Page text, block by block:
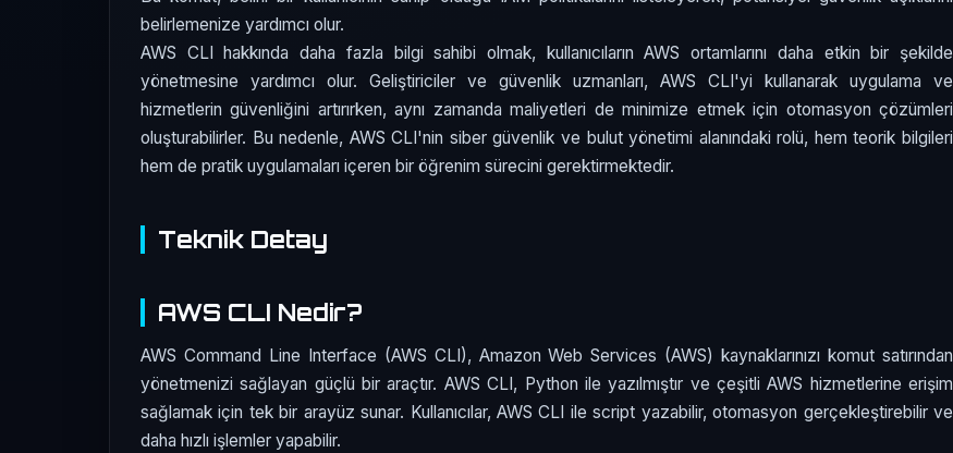
belirlemenize yardımcı olur.
AWS CLI hakkında daha fazla bilgi sahibi olmak, kullanıcıların AWS ortamlarını daha etkin bir şekilde
yönetmesine yardımcı olur. Geliştiriciler ve güvenlik uzmanları, AWS CLI'yi kullanarak uygulama ve
hizmetlerin güvenliğini artırırken, aynı zamanda maliyetleri de minimize etmek için otomasyon çözümleri
oluşturabilirler. Bu nedenle, AWS CLI'nin siber güvenlik ve bulut yönetimi alanındaki rolü, hem teorik bilgileri
hem de pratik uygulamaları içeren bir öğrenim sürecini gerektirmektedir.
Teknik Detay
AWS CLI Nedir?
AWS Command Line Interface (AWS CLI), Amazon Web Services (AWS) kaynaklarınızı komut satırından
yönetmenizi sağlayan güçlü bir araçtır. AWS CLI, Python ile yazılmıştır ve çeşitli AWS hizmetlerine erişim
sağlamak için tek bir arayüz sunar. Kullanıcılar, AWS CLI ile script yazabilir, otomasyon gerçekleştirebilir ve
daha hızlı işlemler yapabilir.